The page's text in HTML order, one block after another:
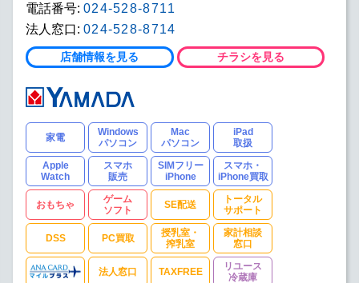
電話番号: 024-528-8711
法人窓口: 024-528-8714
店舗情報を見る チラシを見る
家電
Windows
パソコン
Mac
パソコン
iPad
取扱
Apple
Watch
スマホ
販売
SIMフリー
iPhone
スマホ・
iPhone買取
おもちゃ
ゲーム
ソフト
SE配送
トータル
サポート
DSS PC買取
授乳室・
搾乳室
家計相談
窓口
法人窓口 TAXFREE
リユース
冷蔵庫